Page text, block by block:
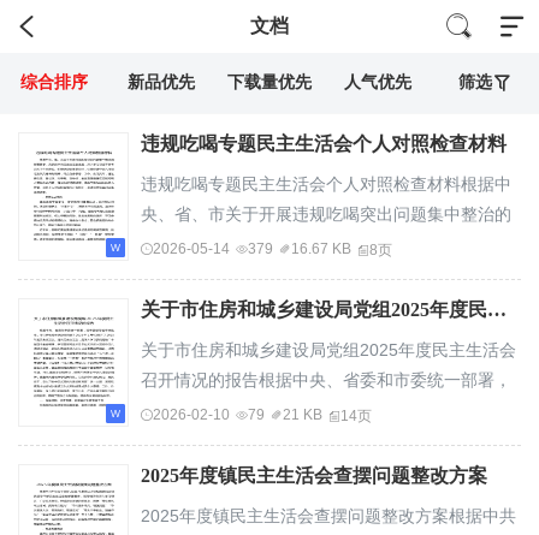
文档
综合排序 新品优先 下载量优先 人气优先 筛选
违规吃喝专题民主生活会个人对照检查材料
违规吃喝专题民主生活会个人对照检查材料根据中
央、省、市关于开展违规吃喝突出问题集中整治的
部署要求，我紧扣本次民主生活会主题，深入学...
2026-05-14 379 16.67 KB 8页
关于市住房和城乡建设局党组2025年度民主生活会召开情况的报告
关于市住房和城乡建设局党组2025年度民主生活会
召开情况的报告根据中央、省委和市委统一部署，
经市委督导组审核批准，市住房和城乡建设局党...
2026-02-10 79 21 KB 14页
2025年度镇民主生活会查摆问题整改方案
2025年度镇民主生活会查摆问题整改方案根据中共